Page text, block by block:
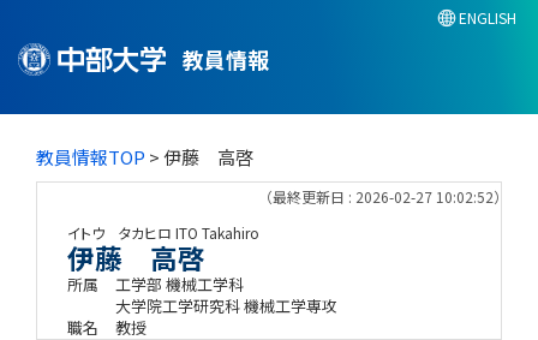
教員情報
ENGLISH
教員情報TOP > 伊藤 高啓
（最終更新日 : 2026-02-27 10:02:52）
イトウ タカヒロ ITO Takahiro
伊藤 高啓
所属
工学部 機械工学科
大学院工学研究科 機械工学専攻
職名
教授